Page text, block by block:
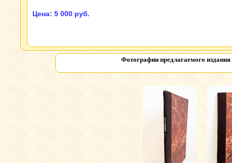
Цена: 5 000 руб.
Фотографии предлагаемого издания